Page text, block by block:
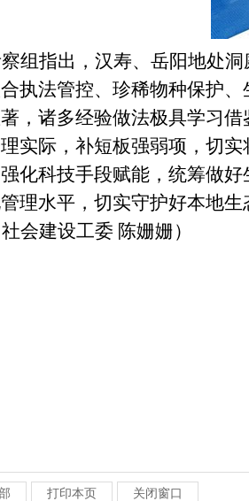
组指出，汉寿、岳阳地处
执法管控、珍稀物种保护
，诸多经验做法极具学习借
实际，补短板强弱项，切
化科技手段赋能，统筹做
理水平，切实守护好本地生
社会建设工委 陈姗姗）
打印本页 关闭窗口